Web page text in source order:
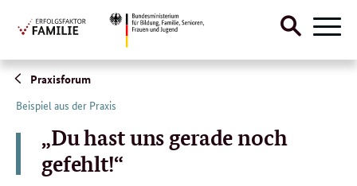
Direktlink:
Suche
Praxisforum
Beispiel aus der Praxis
„Du hast uns gerade noch
gefehlt!“